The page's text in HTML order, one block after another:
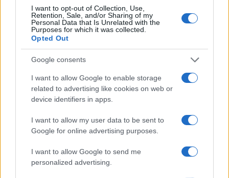
I want to opt-out of Collection, Use,
Retention, Sale, and/or Sharing of my
Personal Data that Is Unrelated with the
Purposes for which it was collected.
Opted Out
Google consents
I want to allow Google to enable storage
related to advertising like cookies on web or
device identifiers in apps.
I want to allow my user data to be sent to
Google for online advertising purposes.
I want to allow Google to send me
personalized advertising.
Compra tu coche de segunda mano en
Heycar
AUTOMOVIL